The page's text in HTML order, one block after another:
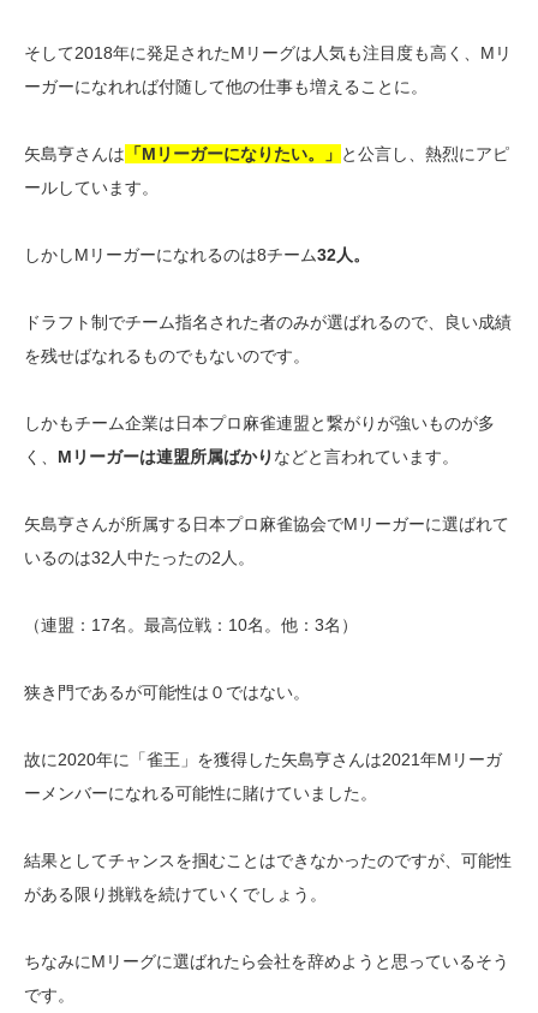
そして2018年に発足されたMリーグは人気も注目度も高く、Mリ
ーガーになれれば付随して他の仕事も増えることに。
矢島亨さんは 「Mリーガーになりたい。」 と公言し、熱烈にアピ
ールしています。
しかしMリーガーになれるのは8チーム32人。
ドラフト制でチーム指名された者のみが選ばれるので、良い成績
を残せばなれるものでもないのです。
しかもチーム企業は日本プロ麻雀連盟と繋がりが強いものが多
く、 Mリーガーは連盟所属ばかり などと言われています。
矢島亨さんが所属する日本プロ麻雀協会でMリーガーに選ばれて
いるのは32人中たったの2人。
（連盟：17名。最高位戦：10名。他：3名）
狭き門であるが可能性は０ではない。
故に2020年に「雀王」を獲得した矢島亨さんは2021年Mリーガ
ーメンバーになれる可能性に賭けていました。
結果としてチャンスを掴むことはできなかったのですが、可能性
がある限り挑戦を続けていくでしょう。
ちなみにMリーグに選ばれたら会社を辞めようと思っているそう
です。